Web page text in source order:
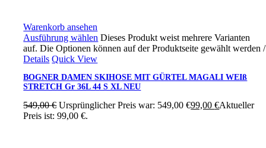
Warenkorb ansehen
Ausführung wählen Dieses Produkt weist mehrere Varianten
auf. Die Optionen können auf der Produktseite gewählt werden/
Details Quick View
BOGNER DAMEN SKIHOSE MIT GÜRTEL MAGALI WEIß
STRETCH Gr 36L 44 S XL NEU
549,00€ Ursprünglicher Preis war: 549,00 €99,00€Aktueller
Preis ist: 99,00 €.